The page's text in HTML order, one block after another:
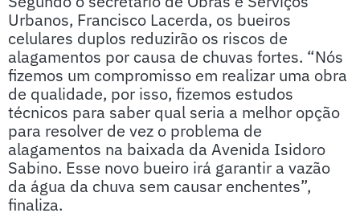
Urbanos, Francisco Lacerda, os bueiros
celulares duplos reduzirão os riscos de
alagamentos por causa de chuvas fortes. “Nós
fizemos um compromisso em realizar uma obra
de qualidade, por isso, fizemos estudos
técnicos para saber qual seria a melhor opção
para resolver de vez o problema de
alagamentos na baixada da Avenida Isidoro
Sabino. Esse novo bueiro irá garantir a vazão
da água da chuva sem causar enchentes”,
finaliza.